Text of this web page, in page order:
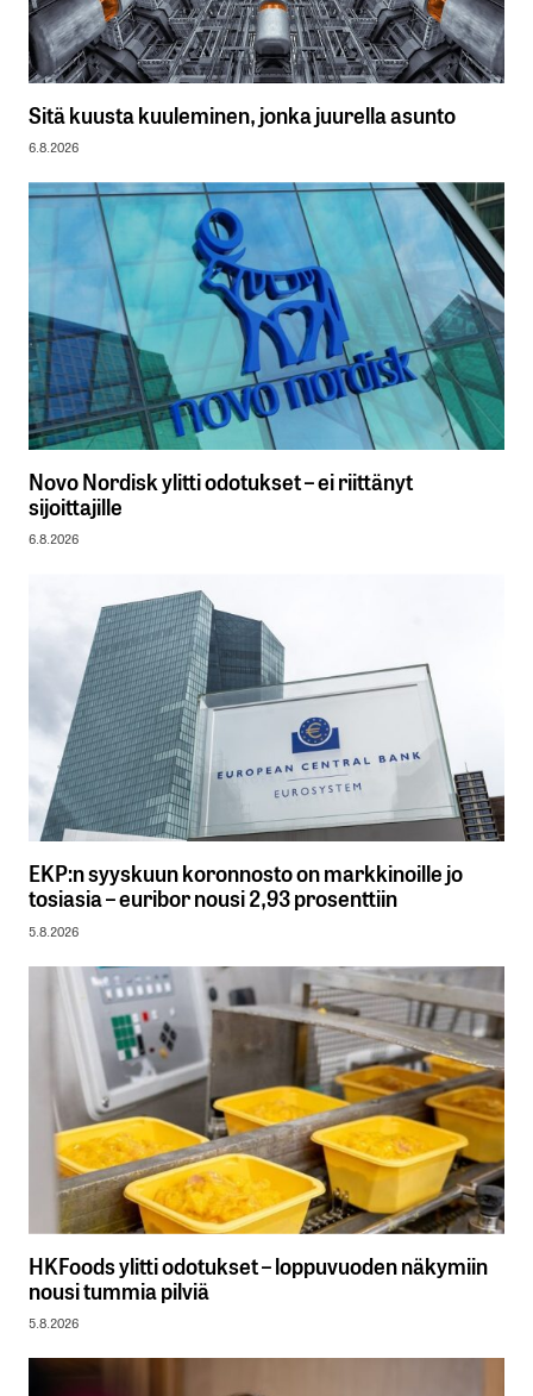
Sitä kuusta kuuleminen, jonka juurella asunto
6.8.2026
Novo Nordisk ylitti odotukset – ei riittänyt
sijoittajille
6.8.2026
EKP:n syyskuun koronnosto on markkinoille jo
tosiasia – euribor nousi 2,93 prosenttiin
5.8.2026
HKFoods ylitti odotukset – loppuvuoden näkymiin
nousi tummia pilviä
5.8.2026